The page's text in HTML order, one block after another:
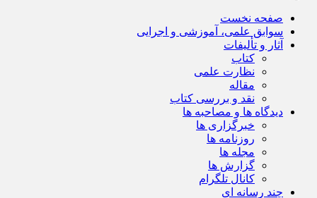
صفحه نخست
سوابق علمی، آموزشی و اجرایی
آثار و تألیفات
کتاب
نظارت علمی
مقاله
نقد و بررسی کتاب
دیدگاه ها و مصاحبه ها
خبرگزاری ها
روزنامه ها
مجله ها
گزارش ها
کانال تلگرام
چند رسانه ای